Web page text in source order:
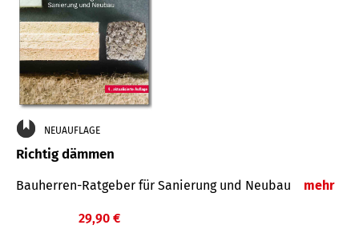
NEUAUFLAGE
Richtig dämmen
Bauherren-Ratgeber für Sanierung und Neubau mehr
29,90 €